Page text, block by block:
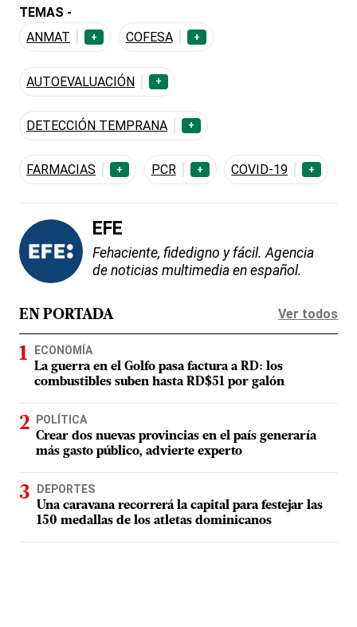
TEMAS -
ANMAT
+ COFESA +
AUTOEVALUACIÓN +
DETECCIÓN TEMPRANA +
FARMACIAS + PCR + COVID-19 +
EFE
Fehaciente, fidedigno y fácil. Agencia
de noticias multimedia en español.
EN PORTADA Ver todos
ECONOMÍA
La guerra en el Golfo pasa factura a RD: los
combustibles suben hasta RD$51 por galón
POLÍTICA
Crear dos nuevas provincias en el país generaría
más gasto público, advierte experto
DEPORTES
Una caravana recorrerá la capital para festejar las
150 medallas de los atletas dominicanos